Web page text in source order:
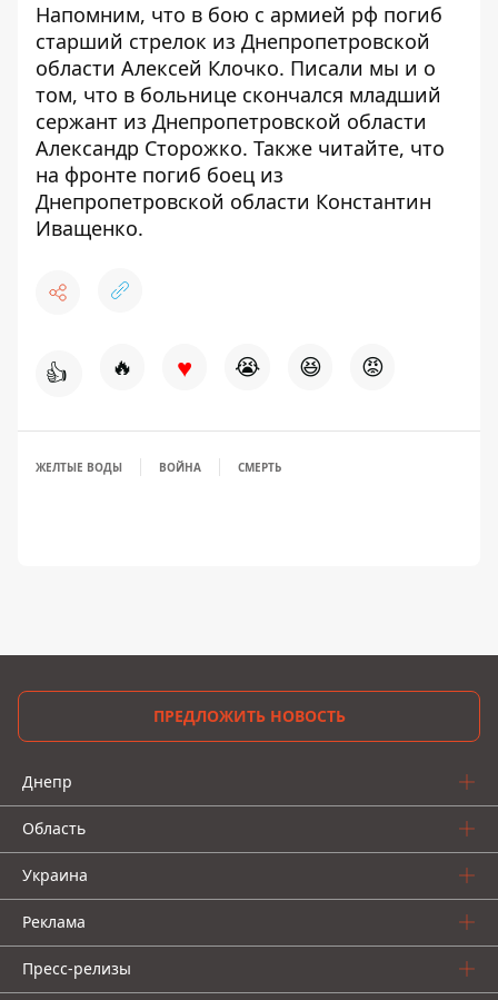
Напомним, что в бою с армией рф погиб
старший стрелок из Днепропетровской
области Алексей Клочко. Писали мы и о
том, что в больнице скончался младший
сержант из Днепропетровской области
Александр Сторожко. Также читайте, что
на фронте погиб боец из
Днепропетровской области Константин
Иващенко.
👍 🔥 ♥ 😭 😆 😡
ЖЕЛТЫЕ ВОДЫ ВОЙНА СМЕРТЬ
ПРЕДЛОЖИТЬ НОВОСТЬ
Днепр
Область
Украина
Реклама
Пресс-релизы